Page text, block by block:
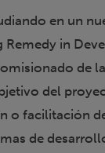
en un
in
de
del
o facilitación
de